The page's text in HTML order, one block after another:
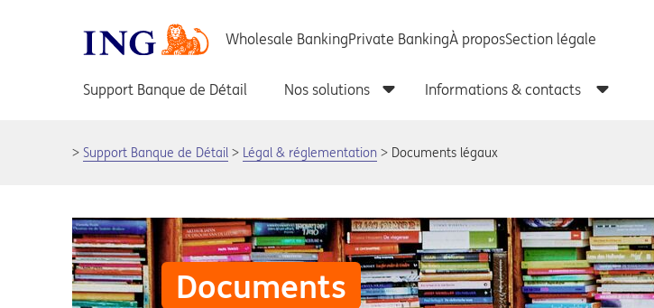
Support Banque de Détail Légal & réglementation Documents légaux
Documents